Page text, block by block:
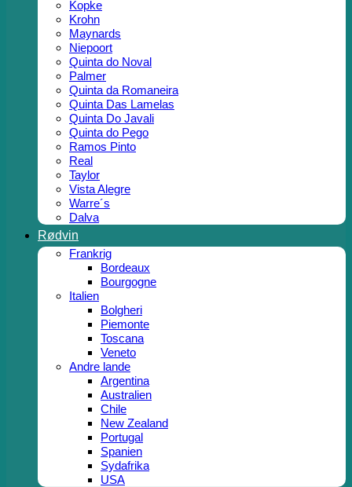
Kopke
Krohn
Maynards
Niepoort
Quinta do Noval
Palmer
Quinta da Romaneira
Quinta Das Lamelas
Quinta Do Javali
Quinta do Pego
Ramos Pinto
Real
Taylor
Vista Alegre
Warre´s
Dalva
Rødvin
Frankrig
Bordeaux
Bourgogne
Italien
Bolgheri
Piemonte
Toscana
Veneto
Andre lande
Argentina
Australien
Chile
New Zealand
Portugal
Spanien
Sydafrika
USA